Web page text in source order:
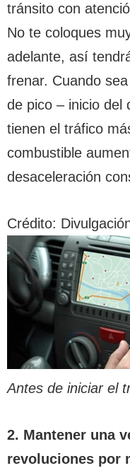
tránsito con
No te coloques
adelante, así
frenar. Cuando
de pico – inicio del
tienen el tráfico
combustible
desaceleración
Crédito:
Antes de iniciar el
2. Mantener una
revoluciones por